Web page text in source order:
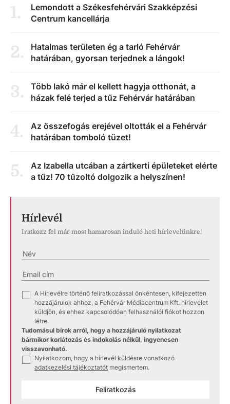
1.
Lemondott a Székesfehérvári Szakképzési
Centrum kancellárja
2.
Hatalmas területen ég a tarló Fehérvár
határában, gyorsan terjednek a lángok!
3.
Több lakó már el kellett hagyja otthonát, a
házak felé terjed a tűz Fehérvár határában
4.
Az összefogás erejével oltották el a Fehérvár
határában tomboló tüzet!
5.
Az Izabella utcában a zártkerti épületeket elérte
a tűz! 70 tűzoltó dolgozik a helyszínen!
Hírlevél
Iratkozz fel már most hamarosan induló heti hírlevelünkre!
A Hírlevélre történő feliratkozással önkéntesen, kifejezetten
hozzájárulok ahhoz, a Fehérvár Médiacentrum Kft. hírlevelet
küldjön, és ehhez kapcsolódóan felhasználói fiókot hozzon
létre.
Tudomásul bírok arról, hogy a hozzájáruló nyilatkozat
bármikor korlátozás és indokolás nélkül, ingyenesen
visszavonható.
Nyilatkozom, hogy a hírlevél küldésre vonatkozó
adatkezelési tájékoztatót megismertem.
Feliratkozás